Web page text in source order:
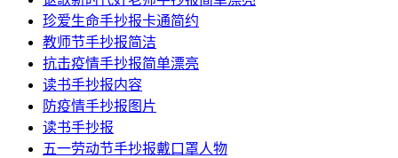
珍爱生命手抄报卡通简约
教师节手抄报简洁
抗击疫情手抄报简单漂亮
读书手抄报内容
​防疫情手抄报图片
读书手抄报
五一劳动节手抄报戴口罩人物